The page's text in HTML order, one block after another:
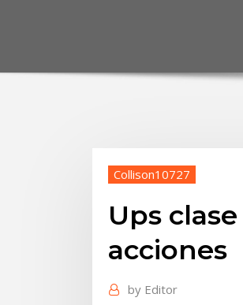
Collison10727
Ups
acciones
by Editor